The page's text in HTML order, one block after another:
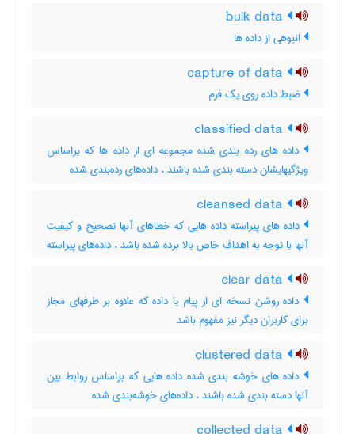
انبوهی از داده ها
ضبط داده روی یک فرم
داده های رده بندی شده مجموعه ای از داده ها که براساس
ویژگیهایشان دسته بندی شده باشند ، داده‌های رده‌بندی شده
داده های پیراسته داده هایی که خطاهای آنها تصحیح و کیفیت
آنها با توجه به اهداف خاص بالا برده شده باشد ، داده‌های پیراسته
داده روشن نسخه ای از پیام یا داده که علاوه بر طرفهای مجاز
برای کاربران دیگر نیز مفهوم باشد
داده های خوشه بندی شده داده هایی که براساس روابط بین
آنها دسته بندی شده باشند ، داده‌های خوشه‌بندی شده